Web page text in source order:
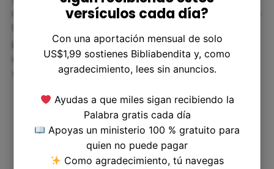
quiénes somos en relación con él. Al entender que
para servir y glorificarle, somos llamados a tener
una perspectiva humilde y agradecida hacia la
vida y su propósito.
versículos cada día?
Con una aportación mensual de solo
US$1,99 sostienes Bibliabendita y, como
agradecimiento, lees sin anuncios.
Ayudas a que miles sigan recibiendo la
Palabra gratis cada día
Apoyas un ministerio 100 % gratuito para
quien no puede pagar
Como agradecimiento, tú navegas